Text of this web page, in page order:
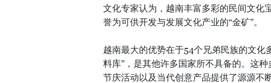
文化专家认为，越南丰富多彩的民间文化
誉为可供开发与发展文化产业的“金矿”。
越南最大的优势在于54个兄弟民族的文化
料库”，是其他许多国家所不具备的。这
节庆活动以及当代创意产品提供了源源不